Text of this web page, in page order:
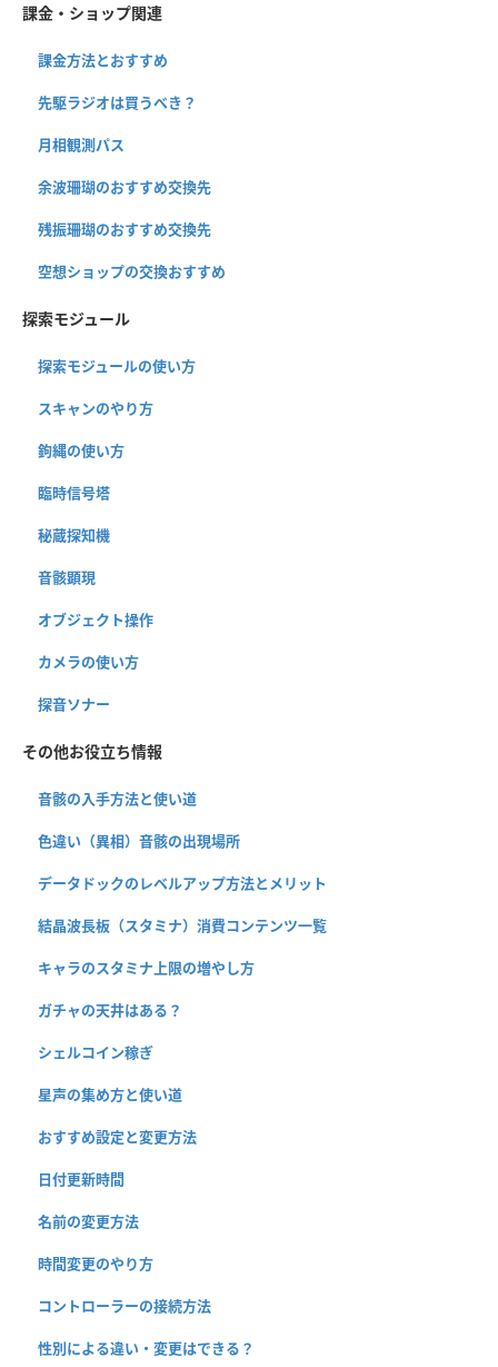
課金・ショップ関連
課金方法とおすすめ
先駆ラジオは買うべき？
月相観測パス
余波珊瑚のおすすめ交換先
残振珊瑚のおすすめ交換先
空想ショップの交換おすすめ
探索モジュール
探索モジュールの使い方
スキャンのやり方
鉤縄の使い方
臨時信号塔
秘蔵探知機
音骸顕現
オブジェクト操作
カメラの使い方
探音ソナー
その他お役立ち情報
音骸の入手方法と使い道
色違い（異相）音骸の出現場所
データドックのレベルアップ方法とメリット
結晶波長板（スタミナ）消費コンテンツ一覧
キャラのスタミナ上限の増やし方
ガチャの天井はある？
シェルコイン稼ぎ
星声の集め方と使い道
おすすめ設定と変更方法
日付更新時間
名前の変更方法
時間変更のやり方
コントローラーの接続方法
性別による違い・変更はできる？